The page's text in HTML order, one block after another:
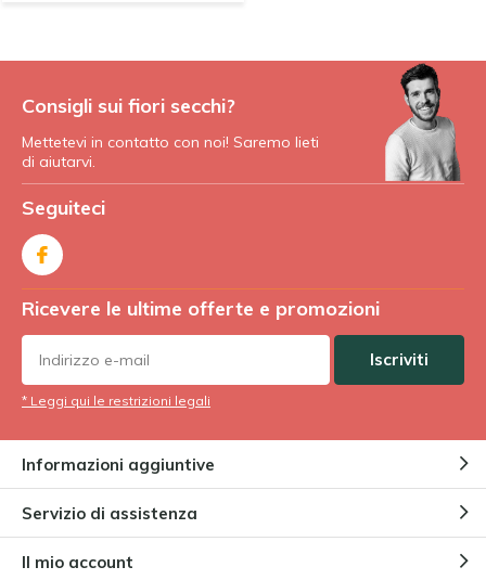
Consigli sui fiori secchi?
Mettetevi in contatto con noi! Saremo lieti
di aiutarvi.
Seguiteci
Ricevere le ultime offerte e promozioni
Iscriviti
* Leggi qui le restrizioni legali
Informazioni aggiuntive
Servizio di assistenza
Il mio account